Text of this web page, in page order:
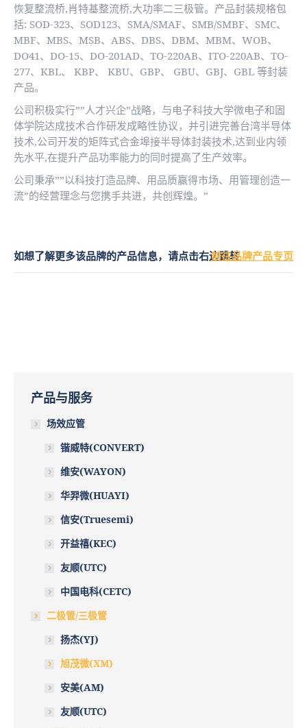
恢复整流桥,肖特基整流桥,大功率二三极管。产品封装规格包
括: SOD-323、SOD123、SMA/SMAF、SMB/SMBF、SMC、
MBF、MBS、MSB、ABS、DBS、DBM、MBM、WOB、
DO41、DO-15、DO-201AD、TO-220AB、ITO-220AB、TO-
277、KBL、 KBP、 KBU、GBP、 GBU、GBJ、GBL 等封装
产品。
公司积极实行””人才兴企”战略，与电子科技大学微电子和固
体学院达成技术合作研发成略性协议，并引进完善台湾半导体
技术,公司开发的矩阵式合金埠接半导体封装技术,达到业内领
先水平,在提升产品功率能力的同时提高了生产效率。
公司秉承””以科技打造品牌、用品质赢得市场、用管理创造一
流”的经营理念与您携手共进，共创辉煌。”
如想了解更多该品牌的产品信息，请点击右边跳转前往品牌产品专页
产品与服务
场效应管
锴威特(CONVERT)
维安(WAYON)
华羿微(HUAYI)
信安(Truesemi)
开益禧(KEC)
友顺(UTC)
中国电科(CETC)
二极管/三极管
扬杰(YJ)
旭茂微(XM)
安美(AM)
友顺(UTC)